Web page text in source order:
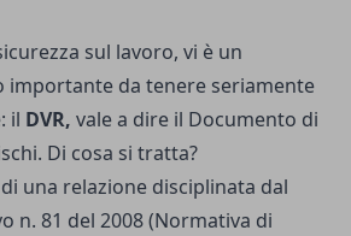
sul lavoro, vi è un
importante da tenere seriamente
il DVR, vale a dire il Documento di
Di cosa si tratta?
una relazione disciplinata dal
n. 81 del 2008 (Normativa di